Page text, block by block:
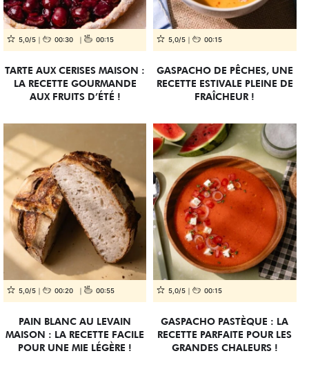
5,0/5 00:30 00:15
TARTE AUX CERISES MAISON :
LA RECETTE GOURMANDE
AUX FRUITS D’ÉTÉ !
5,0/5 00:15
GASPACHO DE PÊCHES, UNE
RECETTE ESTIVALE PLEINE DE
FRAÎCHEUR !
5,0/5 00:20 00:55
PAIN BLANC AU LEVAIN
MAISON : LA RECETTE FACILE
POUR UNE MIE LÉGÈRE !
5,0/5 00:15
GASPACHO PASTÈQUE : LA
RECETTE PARFAITE POUR LES
GRANDES CHALEURS !